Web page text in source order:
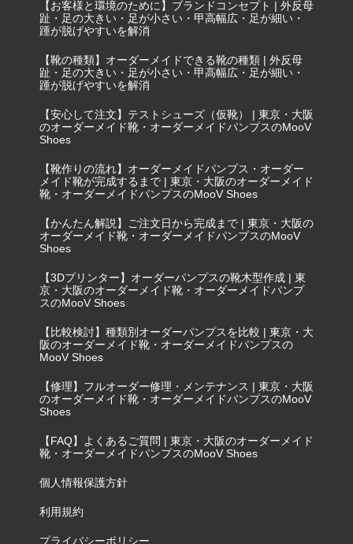
【お客様と環境のために】ブランドコンセプト | 外反母
趾・足の大きい・足が小さい・甲高幅広・足が細い・
踵が脱げやすいを解消
【靴の種類】オーダーメイドできる靴の種類 | 外反母
趾・足の大きい・足が小さい・甲高幅広・足が細い・
踵が脱げやすいを解消
【安心して注文】テストシューズ（仮靴） | 東京・大阪
のオーダーメイド靴・オーダーメイドパンプスのMooV
Shoes
【靴作りの流れ】オーダーメイドパンプス・オーダー
メイド靴が完成するまで | 東京・大阪のオーダーメイド
靴・オーダーメイドパンプスのMooV Shoes
【かんたん解説】ご注文日から完成まで | 東京・大阪の
オーダーメイド靴・オーダーメイドパンプスのMooV
Shoes
【3Dプリンター】オーダーパンプスの靴木型作成 | 東
京・大阪のオーダーメイド靴・オーダーメイドパンプ
スのMooV Shoes
【比較検討】種類別オーダーパンプスを比較 | 東京・大
阪のオーダーメイド靴・オーダーメイドパンプスの
MooV Shoes
【修理】フルオーダー修理・メンテナンス | 東京・大阪
のオーダーメイド靴・オーダーメイドパンプスのMooV
Shoes
【FAQ】よくあるご質問 | 東京・大阪のオーダーメイド
靴・オーダーメイドパンプスのMooV Shoes
個人情報保護方針
利用規約
プライバシーポリシー